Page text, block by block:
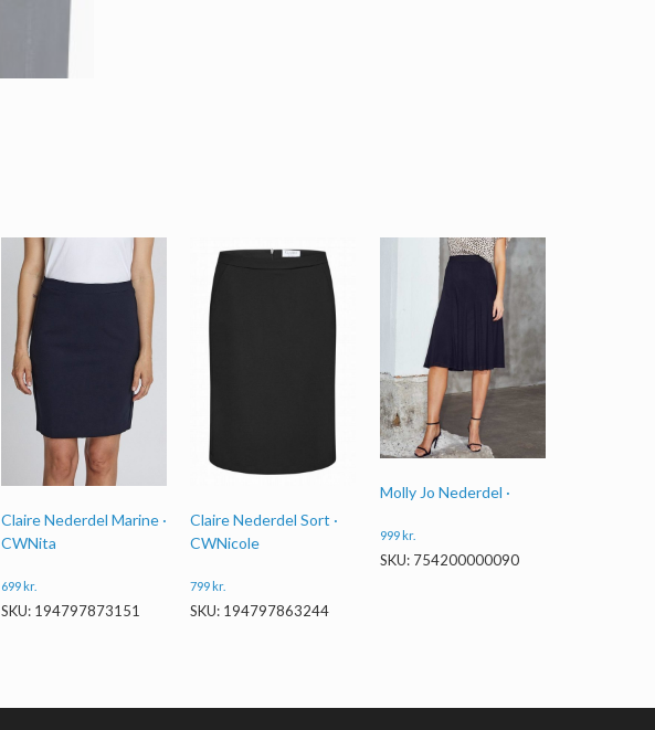
Claire Nederdel Marine ·
CWNita
699kr.
SKU: 194797873151
Claire Nederdel Sort ·
CWNicole
799kr.
SKU: 194797863244
Molly Jo Nederdel ·
999kr.
SKU: 754200000090